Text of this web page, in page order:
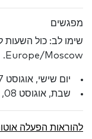
מפגשים
שימו לב: כול השעות
Europe/Moscow.
יום שישי, אוגוסט 07, 2026, 08:30 PM – 10:00 PM MSK
שבת, אוגוסט 08, 2026, 10:00 AM – 01:00 PM MSK
להוראות הפעלה